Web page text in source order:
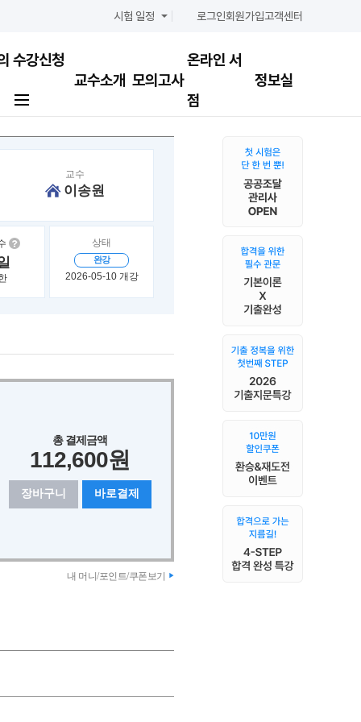
시험 일정 로그인회원가입고객센터
수강신청
교수소개 모의고사
온라인 서
점
정보실
교수
이송원
상태
완강
2026-05-10 개강
총 결제금액
112,600원
장바구니 바로결제
내 머니/포인트/쿠폰보기